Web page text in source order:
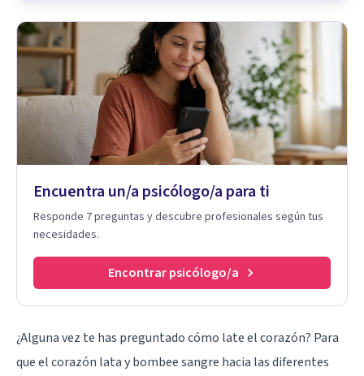
Encuentra un/a psicólogo/a para ti
Responde 7 preguntas y descubre profesionales según tus
necesidades.
Encontrar psicólogo/a
¿Alguna vez te has preguntado cómo late el corazón? Para
que el corazón lata y bombee sangre hacia las diferentes